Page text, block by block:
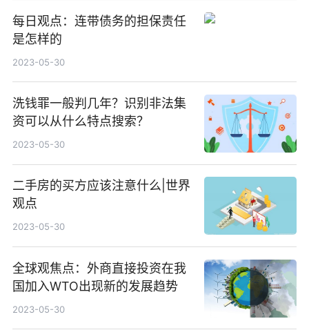
每日观点：连带债务的担保责任
是怎样的
2023-05-30
洗钱罪一般判几年？识别非法集
资可以从什么特点搜索？
2023-05-30
二手房的买方应该注意什么|世界
观点
2023-05-30
全球观焦点：外商直接投资在我
国加入WTO出现新的发展趋势
2023-05-30